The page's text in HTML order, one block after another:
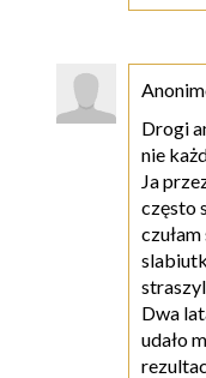
Drogi
nie
Ja
często
Dwa
udało